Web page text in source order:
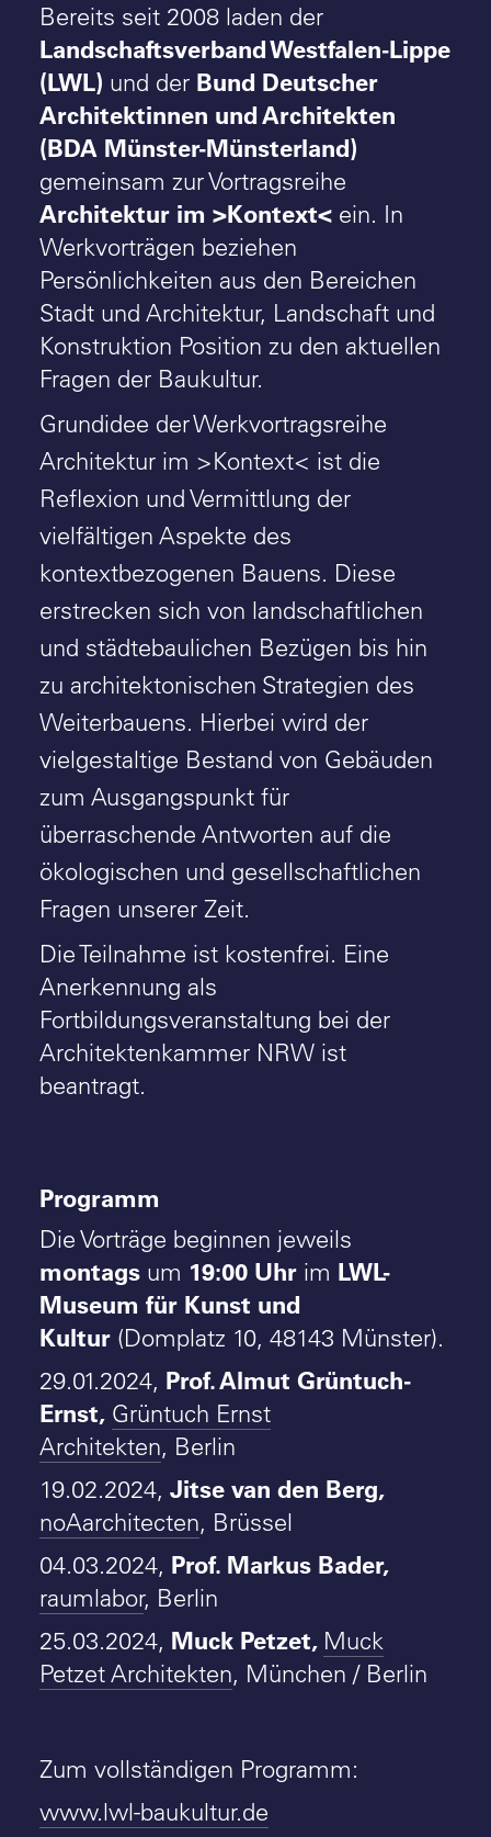
Bereits seit 2008 laden der
Landschaftsverband Westfalen-Lippe
(LWL) und der Bund Deutscher
Architektinnen und Architekten
(BDA Münster-Münsterland)
gemeinsam zur Vortragsreihe
Architektur im >Kontext< ein. In
Werkvorträgen beziehen
Persönlichkeiten aus den Bereichen
Stadt und Architektur, Landschaft und
Konstruktion Position zu den aktuellen
Fragen der Baukultur.
Grundidee der Werkvortragsreihe
Architektur im >Kontext< ist die
Reflexion und Vermittlung der
vielfältigen Aspekte des
kontextbezogenen Bauens. Diese
erstrecken sich von landschaftlichen
und städtebaulichen Bezügen bis hin
zu architektonischen Strategien des
Weiterbauens. Hierbei wird der
vielgestaltige Bestand von Gebäuden
zum Ausgangspunkt für
überraschende Antworten auf die
ökologischen und gesellschaftlichen
Fragen unserer Zeit.
Die Teilnahme ist kostenfrei. Eine
Anerkennung als
Fortbildungsveranstaltung bei der
Architektenkammer NRW ist
beantragt.
Programm
Die Vorträge beginnen jeweils
montags um 19:00 Uhr im LWL-
Museum für Kunst und
Kultur (Domplatz 10, 48143 Münster).
29.01.2024, Prof. Almut Grüntuch-
Ernst, Grüntuch Ernst
Architekten, Berlin
19.02.2024, Jitse van den Berg,
noAarchitecten, Brüssel
04.03.2024, Prof. Markus Bader,
raumlabor, Berlin
25.03.2024, Muck Petzet, Muck
Petzet Architekten, München / Berlin
Zum vollständigen Programm:
www.lwl-baukultur.de